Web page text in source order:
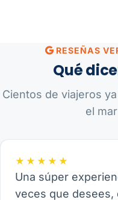
RESEÑAS
Qué
Cientos de viajeros
el
★★★★★
Una súper
veces que desees,